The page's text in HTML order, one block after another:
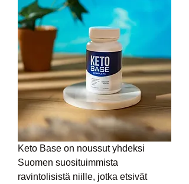
Keto Base on noussut yhdeksi
Suomen suosituimmista
ravintolisistä niille, jotka etsivät